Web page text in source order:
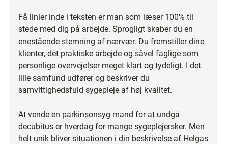
Få linier inde i teksten er man som læser 100% til
stede med dig på arbejde. Sprogligt skaber du en
enestående stemning af nærvær. Du fremstiller dine
klienter, det praktiske arbejde og såvel faglige som
personlige overvejelser meget klart og tydeligt. I det
lille samfund udfører og beskriver du
samvittighedsfuld sygepleje af høj kvalitet.
At vende en parkinsonsyg mand for at undgå
decubitus er hverdag for mange sygeplejersker. Men
helt unik bliver situationen i din beskrivelse af Helgas